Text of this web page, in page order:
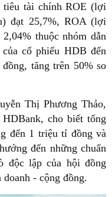
tiêu tài chính ROE (lợi
đạt 25,7%, ROA (lợi
thuộc nhóm dẫn
cổ phiếu HDB đến
tăng trên 50% so
Thị Phương Thảo,
cho biết tổng
đến 1 triệu tỉ đồng và
đến những chuẩn
độc lập của hội đồng
- cộng đồng.